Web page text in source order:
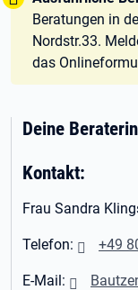
Beratungen in
Nordstr.33.
das
Deine
Kontakt:
Frau Sandra
Telefon: +49
E-Mail: